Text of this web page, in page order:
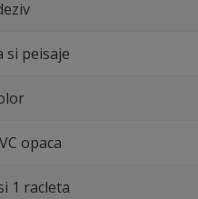
si peisaje
opaca
1 racleta